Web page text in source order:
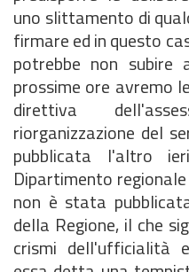
uno slittamento di
firmare ed in questo
potrebbe non subire
prossime ore avremo
direttiva
riorganizzazione del
pubblicata l'altro
Dipartimento
non è stata
della Regione, il che
crismi dell'ufficialità